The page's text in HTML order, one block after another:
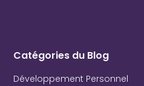
Catégories du Blog
Développement Personnel